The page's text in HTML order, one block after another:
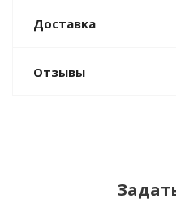
Доставка
Отзывы